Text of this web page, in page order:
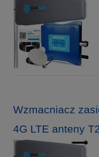
Wzmacniacz
4G LTE anteny